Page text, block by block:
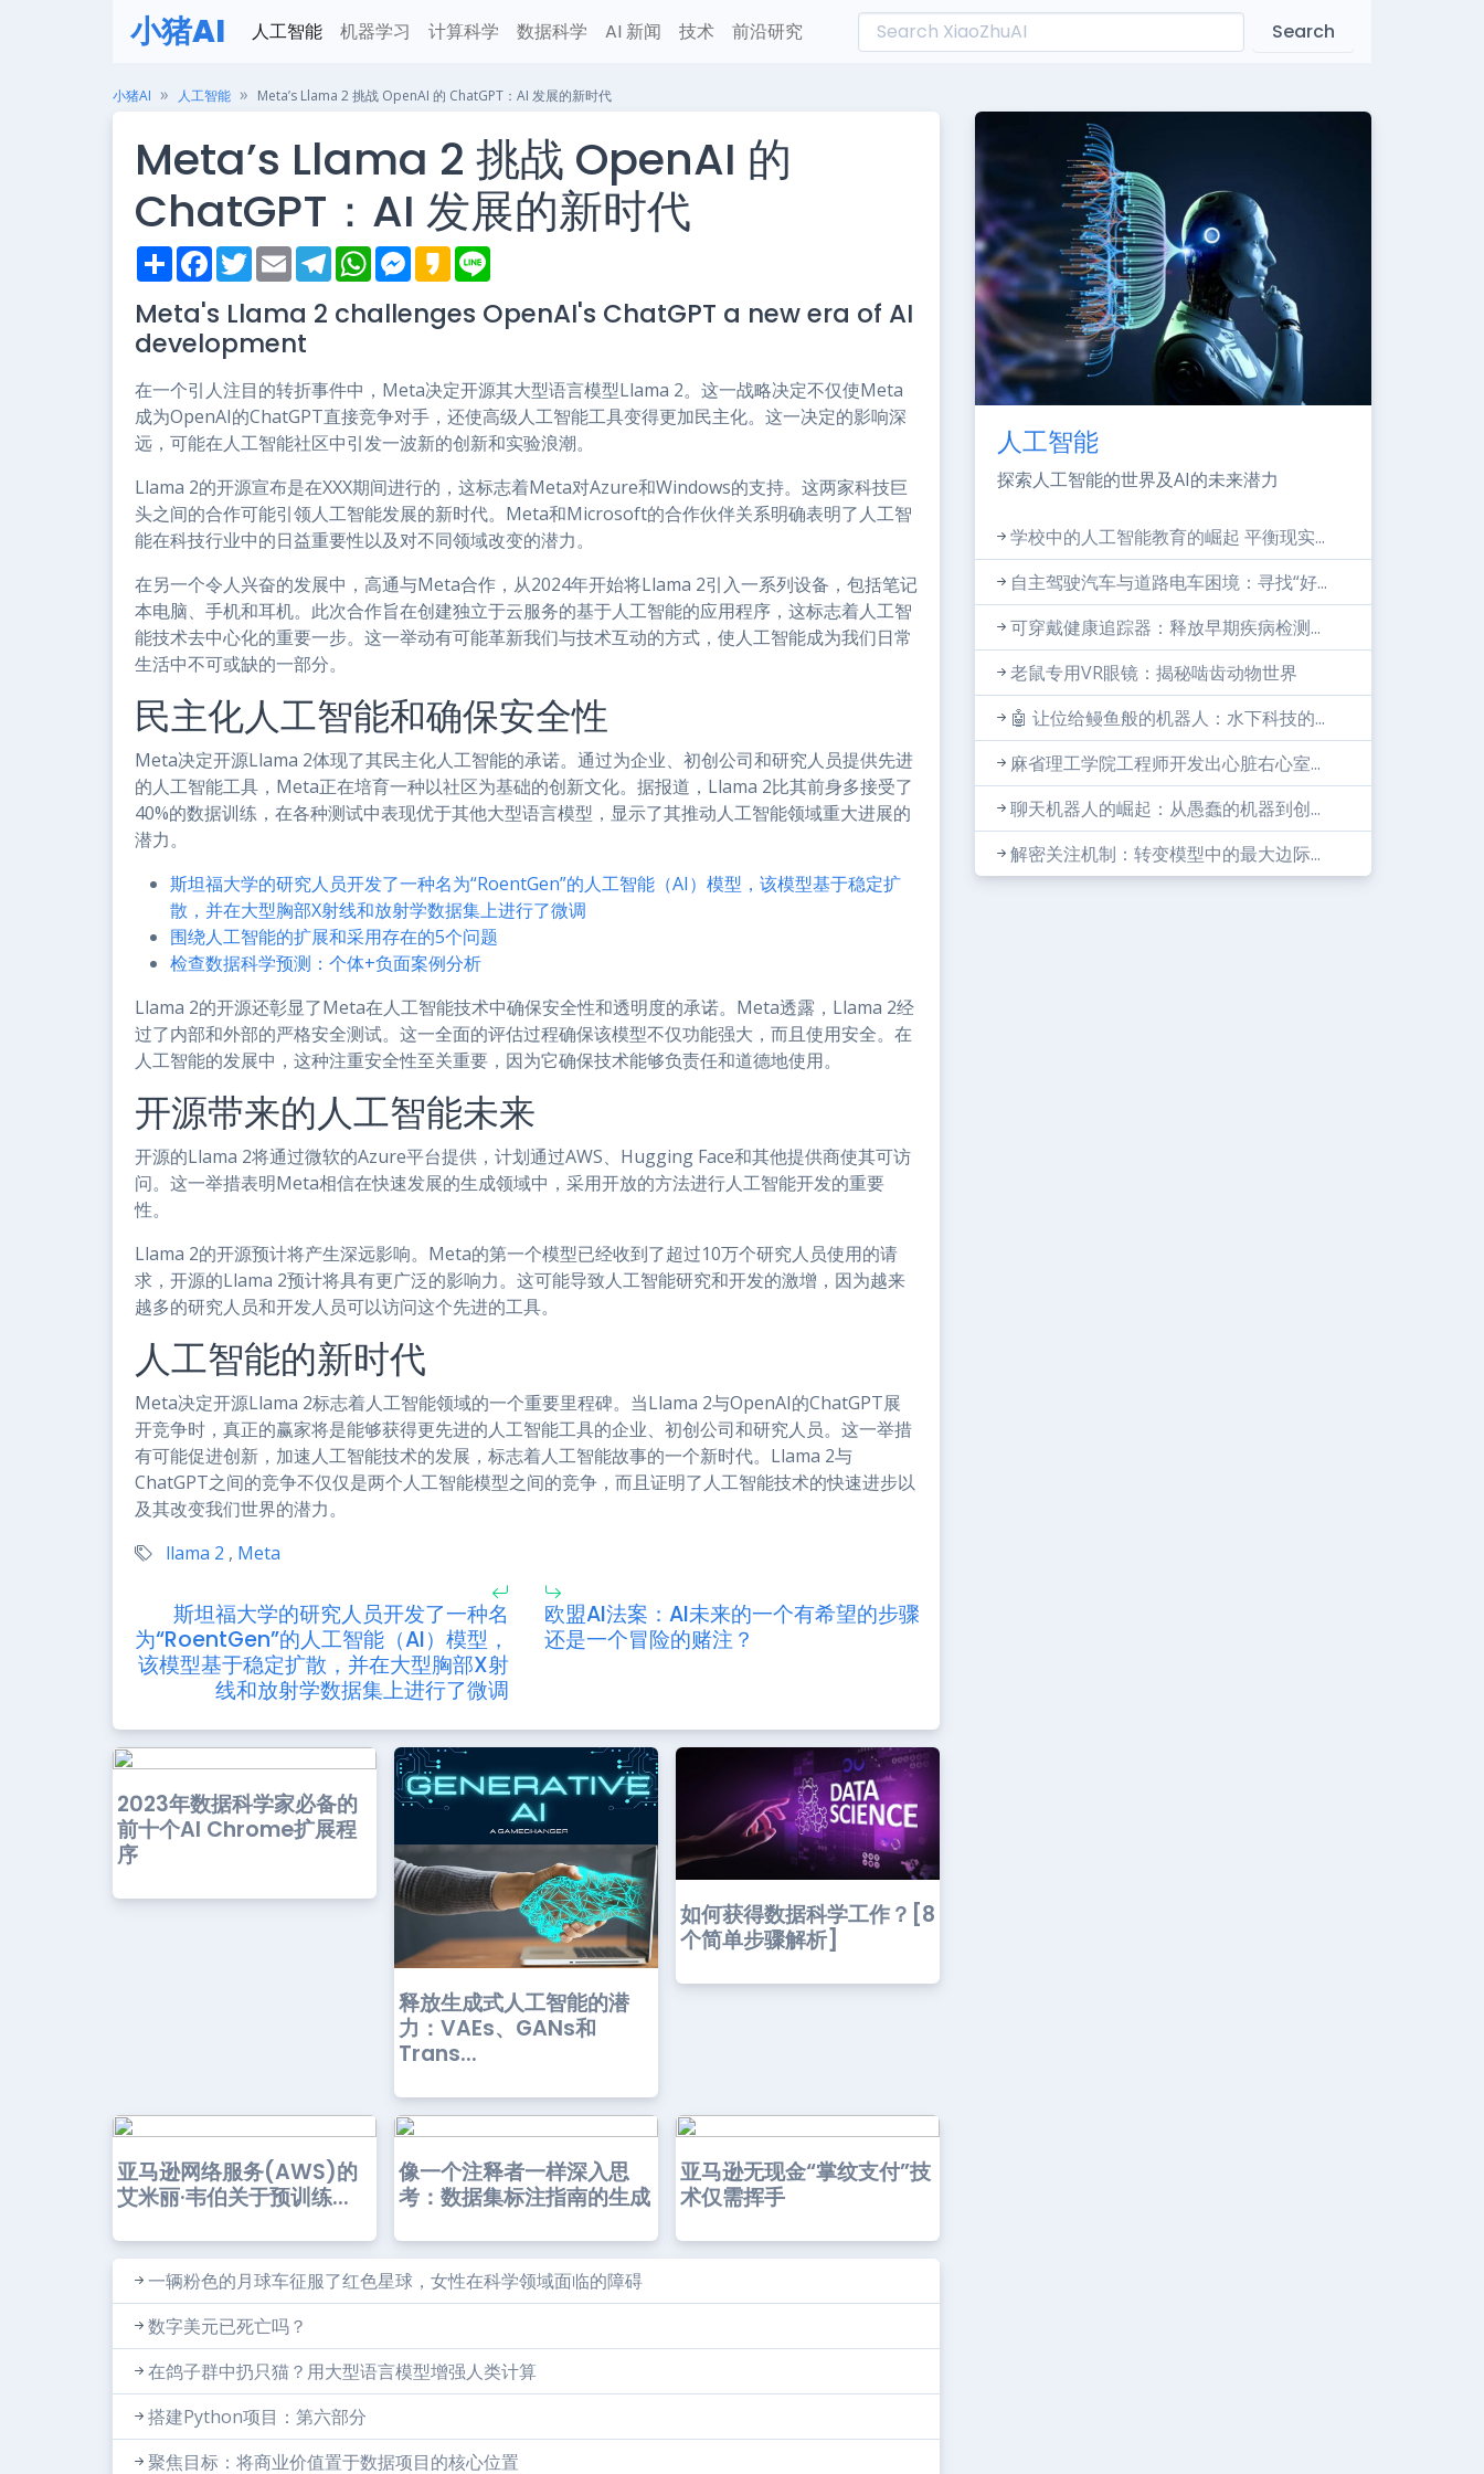
小猪AI 人工智能 机器学习 计算科学 数据科学 AI 新闻 技术 前沿研究 Search
小猪AI 人工智能 Meta’s Llama 2 挑战 OpenAI 的 ChatGPT：AI 发展的新时代
Meta’s Llama 2 挑战 OpenAI 的
ChatGPT：AI 发展的新时代
S
h
r
e
F
a
e
b
o
k
T
w
t
t
e
E
m
i
l
T
e
e
g
m
W
h
t
s
M
e
s
e
e
r
K
a
a
o
e
Meta's Llama 2 challenges OpenAI's ChatGPT a new era of AI
development
在一个引人注目的转折事件中，Meta决定开源其大型语言模型Llama 2。这一战略决定不仅使Meta
成为OpenAI的ChatGPT直接竞争对手，还使高级人工智能工具变得更加民主化。这一决定的影响深
远，可能在人工智能社区中引发一波新的创新和实验浪潮。
Llama 2的开源宣布是在XXX期间进行的，这标志着Meta对Azure和Windows的支持。这两家科技巨
头之间的合作可能引领人工智能发展的新时代。Meta和Microsoft的合作伙伴关系明确表明了人工智
能在科技行业中的日益重要性以及对不同领域改变的潜力。
在另一个令人兴奋的发展中，高通与Meta合作，从2024年开始将Llama 2引入一系列设备，包括笔记
本电脑、手机和耳机。此次合作旨在创建独立于云服务的基于人工智能的应用程序，这标志着人工智
能技术去中心化的重要一步。这一举动有可能革新我们与技术互动的方式，使人工智能成为我们日常
生活中不可或缺的一部分。
民主化人工智能和确保安全性
Meta决定开源Llama 2体现了其民主化人工智能的承诺。通过为企业、初创公司和研究人员提供先进
的人工智能工具，Meta正在培育一种以社区为基础的创新文化。据报道，Llama 2比其前身多接受了
40%的数据训练，在各种测试中表现优于其他大型语言模型，显示了其推动人工智能领域重大进展的
潜力。
斯坦福大学的研究人员开发了一种名为“RoentGen”的人工智能（AI）模型，该模型基于稳定扩
散，并在大型胸部X射线和放射学数据集上进行了微调
围绕人工智能的扩展和采用存在的5个问题
检查数据科学预测：个体+负面案例分析
Llama 2的开源还彰显了Meta在人工智能技术中确保安全性和透明度的承诺。Meta透露，Llama 2经
过了内部和外部的严格安全测试。这一全面的评估过程确保该模型不仅功能强大，而且使用安全。在
人工智能的发展中，这种注重安全性至关重要，因为它确保技术能够负责任和道德地使用。
开源带来的人工智能未来
开源的Llama 2将通过微软的Azure平台提供，计划通过AWS、Hugging Face和其他提供商使其可访
问。这一举措表明Meta相信在快速发展的生成领域中，采用开放的方法进行人工智能开发的重要
性。
Llama 2的开源预计将产生深远影响。Meta的第一个模型已经收到了超过10万个研究人员使用的请
求，开源的Llama 2预计将具有更广泛的影响力。这可能导致人工智能研究和开发的激增，因为越来
越多的研究人员和开发人员可以访问这个先进的工具。
人工智能的新时代
Meta决定开源Llama 2标志着人工智能领域的一个重要里程碑。当Llama 2与OpenAI的ChatGPT展
开竞争时，真正的赢家将是能够获得更先进的人工智能工具的企业、初创公司和研究人员。这一举措
有可能促进创新，加速人工智能技术的发展，标志着人工智能故事的一个新时代。Llama 2与
ChatGPT之间的竞争不仅仅是两个人工智能模型之间的竞争，而且证明了人工智能技术的快速进步以
及其改变我们世界的潜力。
llama 2 , Meta
斯坦福大学的研究人员开发了一种名
为“RoentGen”的人工智能（AI）模型，
该模型基于稳定扩散，并在大型胸部X射
线和放射学数据集上进行了微调
欧盟AI法案：AI未来的一个有希望的步骤
还是一个冒险的赌注？
2023年数据科学家必备的
前十个AI Chrome扩展程
序
释放生成式人工智能的潜
力：VAEs、GANs和
Trans...
如何获得数据科学工作？[8
个简单步骤解析]
亚马逊网络服务(AWS)的
艾米丽·韦伯关于预训练...
像一个注释者一样深入思
考：数据集标注指南的生成
亚马逊无现金“掌纹支付”技
术仅需挥手
一辆粉色的月球车征服了红色星球，女性在科学领域面临的障碍
数字美元已死亡吗？
在鸽子群中扔只猫？用大型语言模型增强人类计算
搭建Python项目：第六部分
聚焦目标：将商业价值置于数据项目的核心位置
人工智能
探索人工智能的世界及AI的未来潜力
学校中的人工智能教育的崛起 平衡现实...
自主驾驶汽车与道路电车困境：寻找“好...
可穿戴健康追踪器：释放早期疾病检测...
老鼠专用VR眼镜：揭秘啮齿动物世界
🤖 让位给鳗鱼般的机器人：水下科技的...
麻省理工学院工程师开发出心脏右心室...
聊天机器人的崛起：从愚蠢的机器到创...
解密关注机制：转变模型中的最大边际...